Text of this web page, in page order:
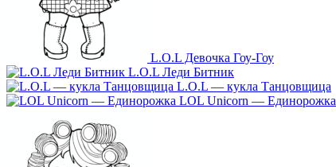
L.O.L Девочка Гоу-Гоу
L.O.L Леди Битник
L.O.L — кукла Танцовщица
LOL Unicorn — Единорожка